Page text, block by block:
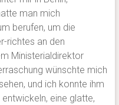
man mich
berufen, um die
richtes an den
Ministerialdirektor
wünschte mich
und ich konnte ihm
eine glatte,